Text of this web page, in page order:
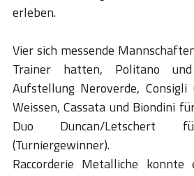
erleben.
Vier sich messende
Trainer hatten, Politano
Aufstellung Neroverde,
Weissen, Cassata und Biondini
Duo Duncan/
(Turniergewinner).
Raccorderie Metalliche